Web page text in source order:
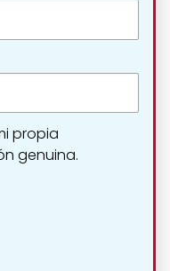
propia
genuina.